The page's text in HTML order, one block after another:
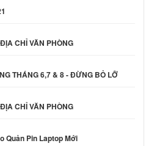
CHỈ VĂN PHÒNG
THÁNG 6,7 & 8 - ĐỪNG BỎ LỠ
CHỈ VĂN PHÒNG
Quản Pin Laptop Mới